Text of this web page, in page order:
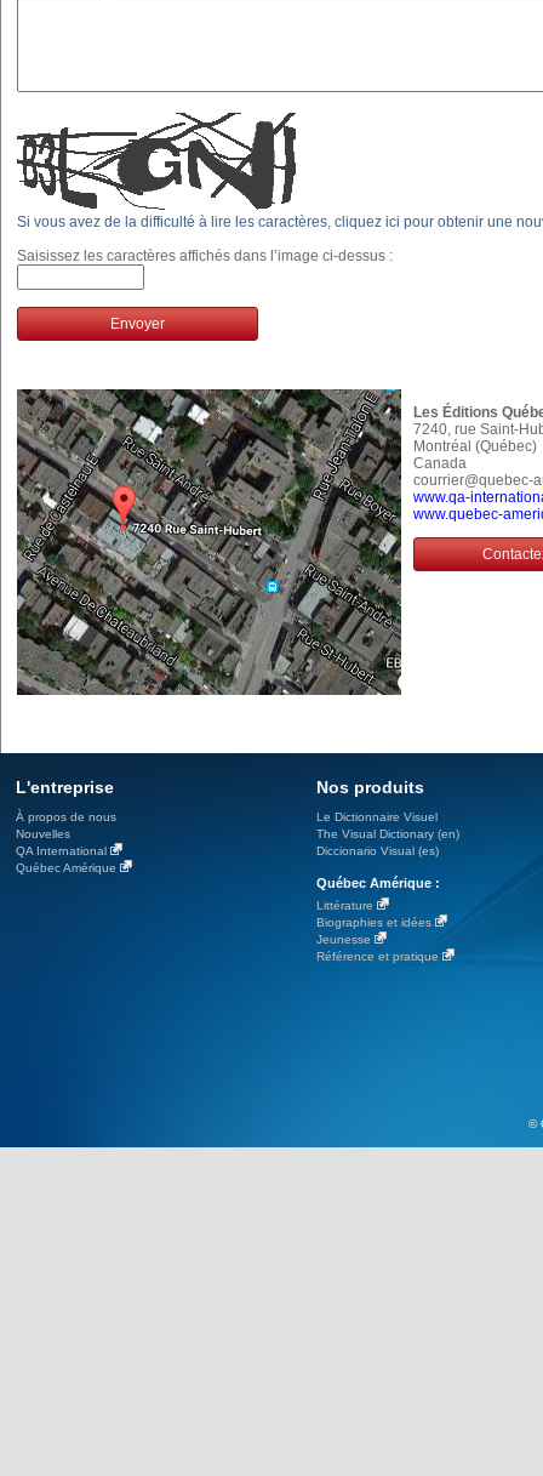
Si vous avez de la difficulté à lire les caractères, cliquez ici pour obtenir une
Saisissez les caractères affichés dans l’image ci-dessus :
Envoyer
Les Éditions
7240, rue Saint-
Montréal
Canada
courrier@quebec-
www.qa-
www.quebec-
L'entreprise
À propos de nous
Nouvelles
QA International
Québec Amérique
Nos produits
Le Dictionnaire Visuel
The Visual Dictionary (en)
Diccionario Visual (es)
Québec Amérique :
Littérature
Biographies et idées
Jeunesse
Référence et pratique
©